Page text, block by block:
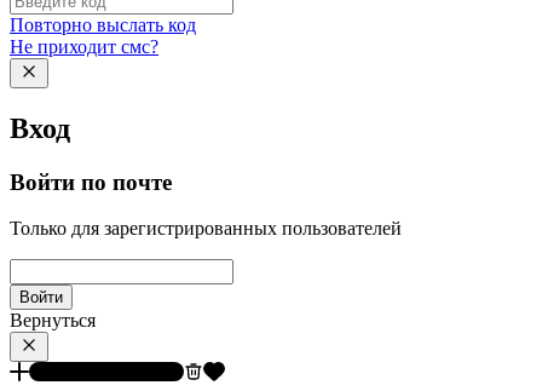
Повторно выслать код
Не приходит смс?
Вход
Войти по почте
Только для зарегистрированных пользователей
Войти
Вернуться